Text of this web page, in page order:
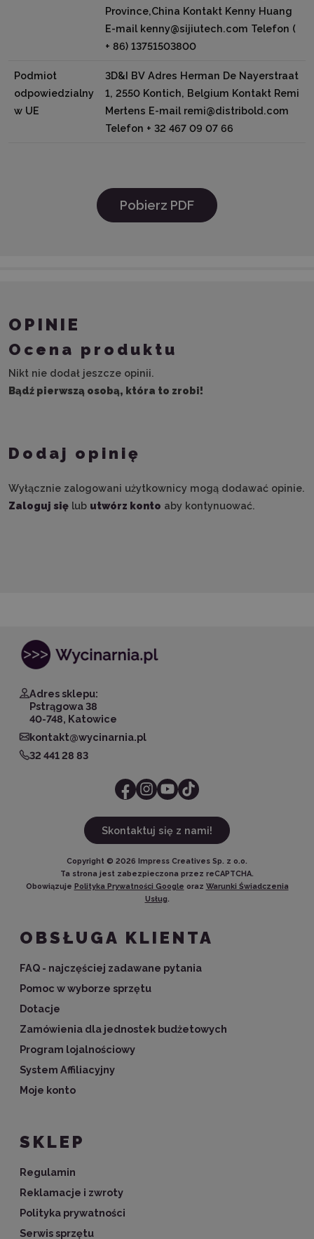
Province,China Kontakt Kenny Huang
E-mail kenny@sijiutech.com Telefon (
+ 86) 13751503800
Podmiot
odpowiedzialny
w UE
3D&I BV Adres Herman De Nayerstraat
1, 2550 Kontich, Belgium Kontakt Remi
Mertens E-mail remi@distribold.com
Telefon + 32 467 09 07 66
Pobierz PDF
OPINIE
Ocena produktu
Nikt nie dodał jeszcze opinii.
Bądź pierwszą osobą, która to zrobi!
Dodaj opinię
Wyłącznie zalogowani użytkownicy mogą dodawać opinie.
Zaloguj się lub utwórz konto aby kontynuować.
Adres sklepu:
Pstrągowa 38
40-748, Katowice
kontakt@wycinarnia.pl
32 441 28 83
Skontaktuj się z nami!
Copyright © 2026 Impress Creatives Sp. z o.o.
Ta strona jest zabezpieczona przez reCAPTCHA.
Obowiązuje Polityka Prywatności Google oraz Warunki Świadczenia
Usług.
OBSŁUGA KLIENTA
FAQ - najczęściej zadawane pytania
Pomoc w wyborze sprzętu
Dotacje
Zamówienia dla jednostek budżetowych
Program lojalnościowy
System Affiliacyjny
Moje konto
SKLEP
Regulamin
Reklamacje i zwroty
Polityka prywatności
Serwis sprzętu